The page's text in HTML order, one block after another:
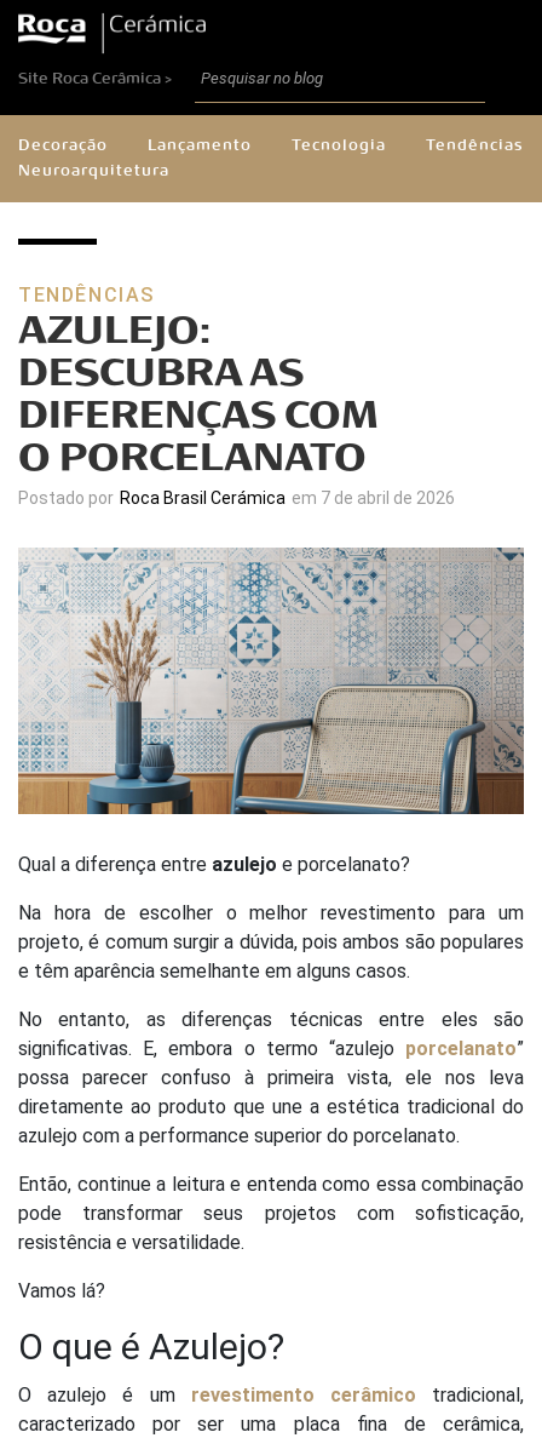
Site Roca Cerâmica >
Decoração Lançamento Tecnologia
Tendências
Neuroarquitetura
TENDÊNCIAS
AZULEJO:
DESCUBRA AS
DIFERENÇAS COM
O PORCELANATO
Postado por Roca Brasil Cerámica em 7 de abril de 2026
Qual a diferença entre azulejo e porcelanato?
Na hora de escolher o melhor revestimento para um
projeto, é comum surgir a dúvida, pois ambos são populares
e têm aparência semelhante em alguns casos.
No entanto, as diferenças técnicas entre eles são
significativas. E, embora o termo “azulejo porcelanato”
possa parecer confuso à primeira vista, ele nos leva
diretamente ao produto que une a estética tradicional do
azulejo com a performance superior do porcelanato.
Então, continue a leitura e entenda como essa combinação
pode transformar seus projetos com sofisticação,
resistência e versatilidade.
Vamos lá?
O que é Azulejo?
O azulejo é um revestimento cerâmico tradicional,
caracterizado por ser uma placa fina de cerâmica,